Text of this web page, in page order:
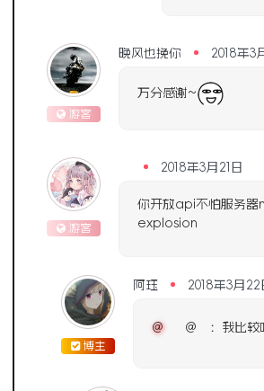
游客
晚风也挽你 2018年3
万分感谢~
游客
2018年3月21日
你开放api不怕服务
explosion
博主
阿珏 2018年3月22
@ @ ：我比较